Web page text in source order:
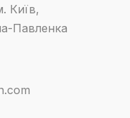
Київ,
Павленка